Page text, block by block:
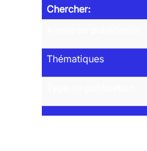
Chercher:
Thématiques